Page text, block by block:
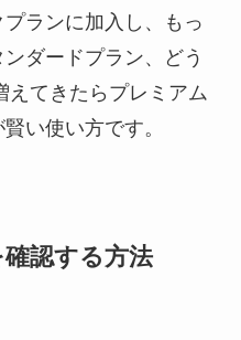
ランに加入し、もっ
ダードプラン、どう
えてきたらプレミアム
い使い方です。
認する方法